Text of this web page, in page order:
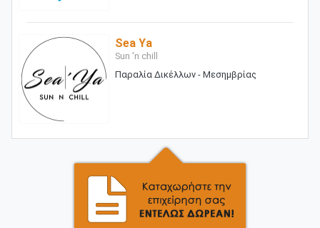
Sea Ya
Sun 'n chill
Παραλία Δικέλλων - Μεσημβρίας